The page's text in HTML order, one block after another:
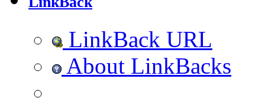
LinkBack URL
About LinkBacks